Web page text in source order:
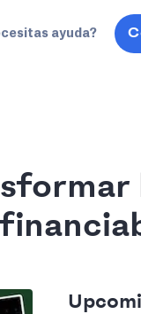
ayuda?